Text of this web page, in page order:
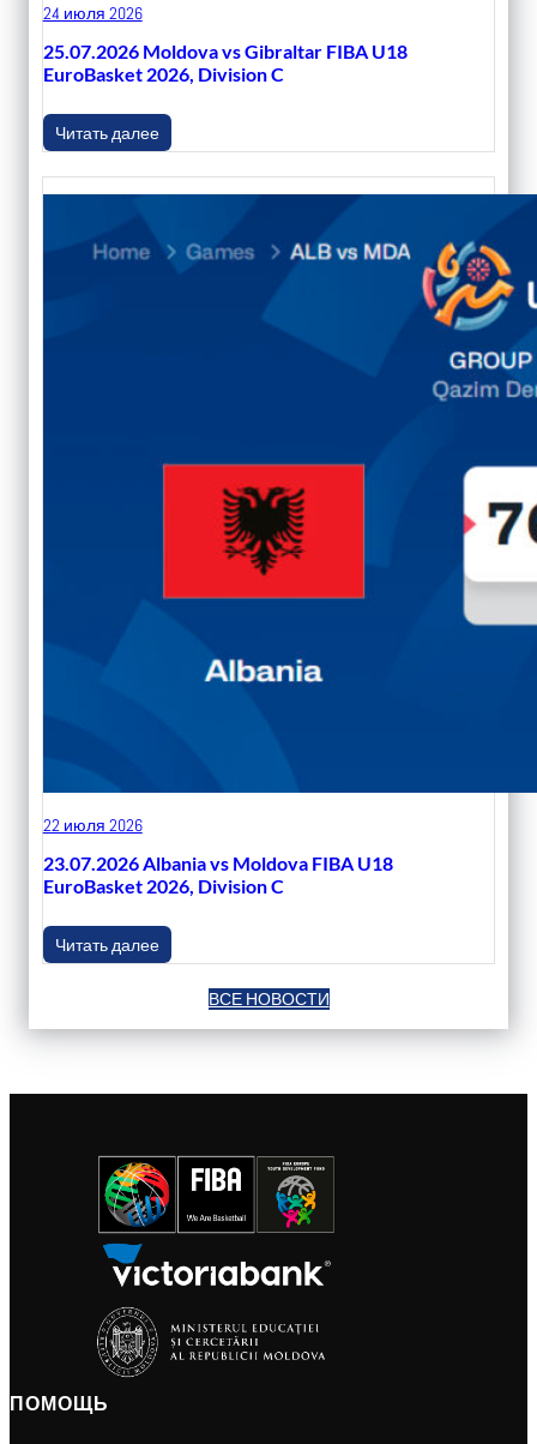
24 июля 2026
25.07.2026 Moldova vs Gibraltar FIBA U18
EuroBasket 2026, Division C
Читать далее
22 июля 2026
23.07.2026 Albania vs Moldova FIBA U18
EuroBasket 2026, Division C
Читать далее
ВСЕ НОВОСТИ
ПОМОЩЬ